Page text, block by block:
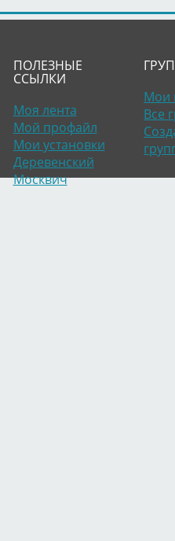
ПОЛЕЗНЫЕ
ССЫЛКИ
Моя лента
Мой профайл
Мои установки
Деревенский
Москвич
Мои
Все